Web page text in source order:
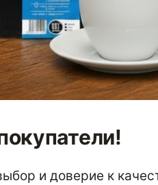
и доверие к